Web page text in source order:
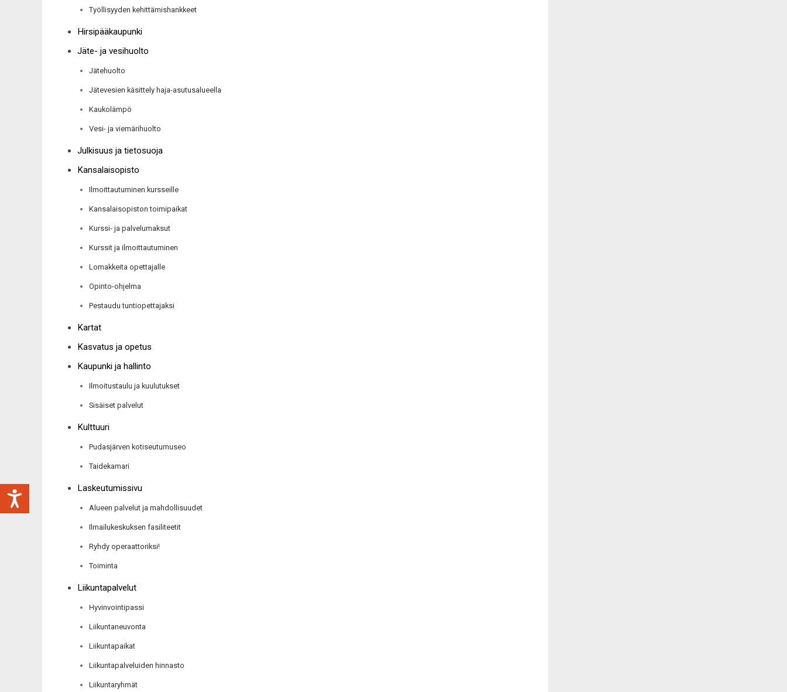
Työllisyyden kehittämishankkeet
Hirsipääkaupunki
Jäte- ja vesihuolto
Jätehuolto
Jätevesien käsittely haja-asutusalueella
Kaukolämpö
Vesi- ja viemärihuolto
Julkisuus ja tietosuoja
Kansalaisopisto
Ilmoittautuminen kursseille
Kansalaisopiston toimipaikat
Kurssi- ja palvelumaksut
Kurssit ja ilmoittautuminen
Lomakkeita opettajalle
Opinto-ohjelma
Pestaudu tuntiopettajaksi
Kartat
Kasvatus ja opetus
Kaupunki ja hallinto
Ilmoitustaulu ja kuulutukset
Sisäiset palvelut
Kulttuuri
Pudasjärven kotiseutumuseo
Taidekamari
Laskeutumissivu
Alueen palvelut ja mahdollisuudet
Ilmailukeskuksen fasiliteetit
Ryhdy operaattoriksi!
Toiminta
Liikuntapalvelut
Hyvinvointipassi
Liikuntaneuvonta
Liikuntapaikat
Liikuntapalveluiden hinnasto
Liikuntaryhmät